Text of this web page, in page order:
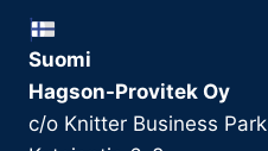
Suomi
Hagson-Provitek Oy
c/o Knitter Business Park